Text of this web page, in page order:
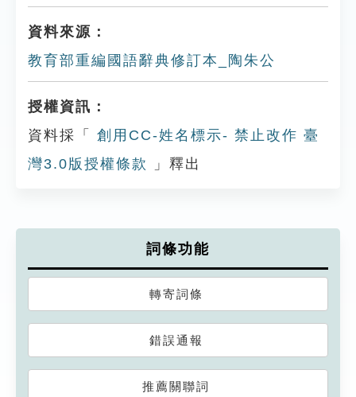
資料來源：
教育部重編國語辭典修訂本_陶朱公
授權資訊：
資料採「
創用CC-姓名標示- 禁止改作 臺
灣3.0版授權條款
」釋出
詞條功能
轉寄詞條
錯誤通報
推薦關聯詞